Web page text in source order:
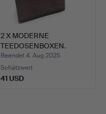
2 X MODERNE
TEEDOSENBOXEN.
Beendet 4. Aug 2025
Schätzwert
41 USD